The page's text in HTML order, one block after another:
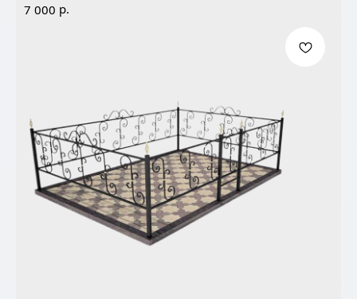
7 000 р.